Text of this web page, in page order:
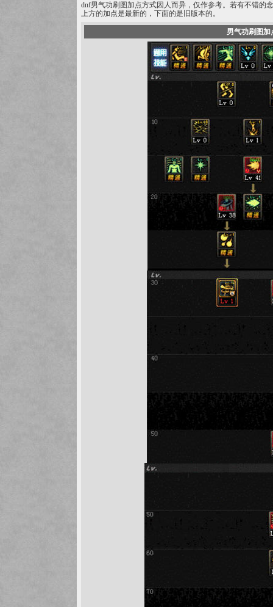
dnf男气功刷图加点方式因人而异，仅作参考。若有不错的
上方的加点是最新的，下面的是旧版本的。
男气功刷图加